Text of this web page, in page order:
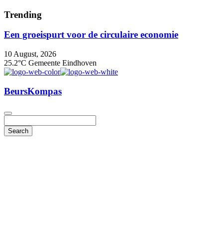
Trending
Een groeispurt voor de circulaire economie
10 August, 2026
25.2°C Gemeente Eindhoven
BeursKompas